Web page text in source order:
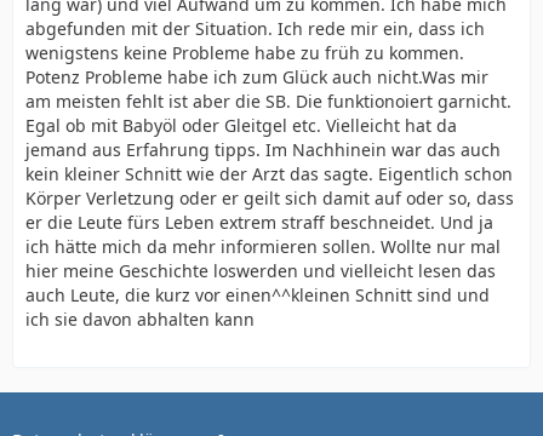
abgefunden mit der Situation. Ich rede mir ein, dass ich
wenigstens keine Probleme habe zu früh zu kommen.
Potenz Probleme habe ich zum Glück auch nicht.Was mir
am meisten fehlt ist aber die SB. Die funktionoiert garnicht.
Egal ob mit Babyöl oder Gleitgel etc. Vielleicht hat da
jemand aus Erfahrung tipps. Im Nachhinein war das auch
kein kleiner Schnitt wie der Arzt das sagte. Eigentlich schon
Körper Verletzung oder er geilt sich damit auf oder so, dass
er die Leute fürs Leben extrem straff beschneidet. Und ja
ich hätte mich da mehr informieren sollen. Wollte nur mal
hier meine Geschichte loswerden und vielleicht lesen das
auch Leute, die kurz vor einen^^kleinen Schnitt sind und
ich sie davon abhalten kann